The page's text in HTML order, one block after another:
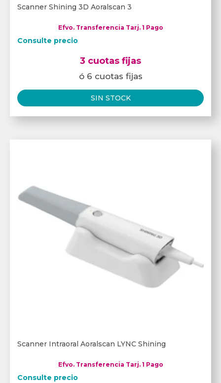
Scanner Shining 3D Aoralscan 3
Efvo. Transferencia Tarj. 1 Pago
Consulte precio
3 cuotas fijas
ó 6 cuotas fijas
SIN STOCK
Scanner Intraoral Aoralscan LYNC Shining
Efvo. Transferencia Tarj. 1 Pago
Consulte precio